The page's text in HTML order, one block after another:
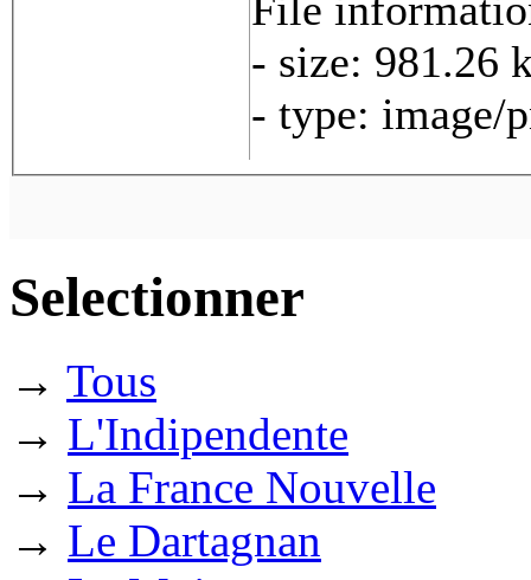
- size: 981.26
- type: image/
Selectionner
→ Tous
→ L'Indipendente
→ La France Nouvelle
→ Le Dartagnan